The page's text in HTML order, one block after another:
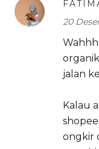
20
jalan
Kalau
ongkir